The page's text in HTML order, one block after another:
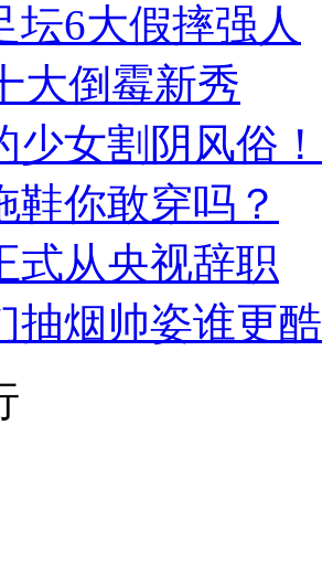
坛6大假摔强人
大倒霉新秀
少女割阴风俗！
鞋你敢穿吗？
式从央视辞职
抽烟帅姿谁更酷